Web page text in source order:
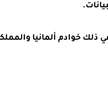
ذلك خوادم ألمانيا